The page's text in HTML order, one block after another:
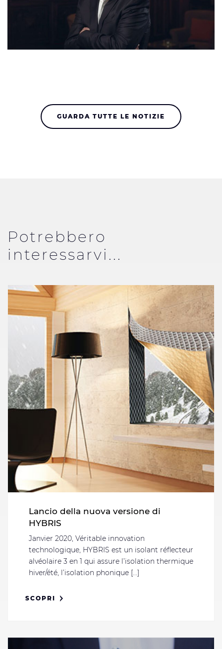
GUARDA TUTTE LE NOTIZIE
Potrebbero
interessarvi...
Lancio della nuova versione di
HYBRIS
Janvier 2020, Véritable innovation
technologique, HYBRIS est un isolant réflecteur
alvéolaire 3 en 1 qui assure l’isolation thermique
hiver/été, l’isolation phonique [...]
SCOPRI